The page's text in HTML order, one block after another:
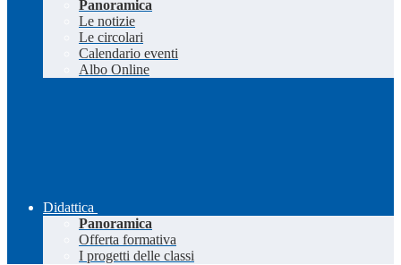
Panoramica
Le notizie
Le circolari
Calendario eventi
Albo Online
Didattica
Panoramica
Offerta formativa
I progetti delle classi